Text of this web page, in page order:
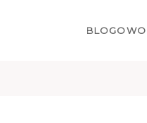
BLOGOWO